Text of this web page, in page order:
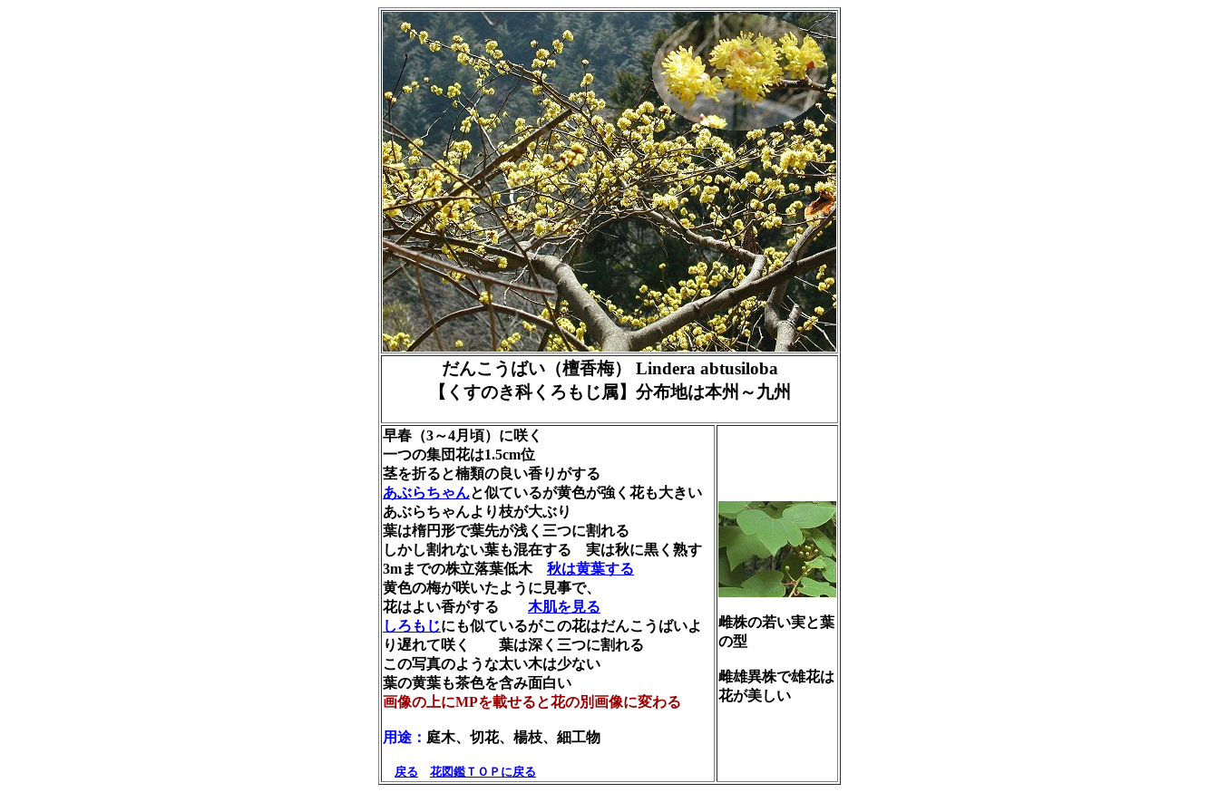
だんこうばい（檀香梅） Lindera abtusiloba
【くすのき科くろもじ属】分布地は本州～九州
早春（3～4月頃）に咲く
一つの集団花は1.5cm位
茎を折ると楠類の良い香りがする
あぶらちゃんと似ているが黄色が強く花も大きい
あぶらちゃんより枝が大ぶり
葉は楕円形で葉先が浅く三つに割れる
しかし割れない葉も混在する 実は秋に黒く熟す
3mまでの株立落葉低木 秋は黄葉する
黄色の梅が咲いたように見事で、
花はよい香がする 木肌を見る
しろもじにも似ているがこの花はだんこうばいよ
り遅れて咲く 葉は深く三つに割れる
この写真のような太い木は少ない
葉の黄葉も茶色を含み面白い
画像の上にMPを載せると花の別画像に変わる
用途： 庭木、切花、楊枝、細工物
戻る 花図鑑ＴＯＰに戻る
雌株の若い実と葉
の型
雌雄異株で雄花は
花が美しい